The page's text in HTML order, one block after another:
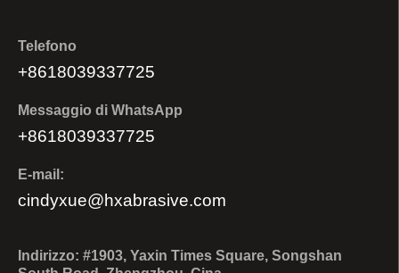
Telefono
+8618039337725
Messaggio di WhatsApp
+8618039337725
E-mail:
cindyxue@hxabrasive.com
Indirizzo: #1903, Yaxin Times Square, Songshan